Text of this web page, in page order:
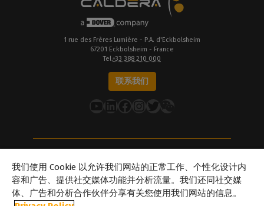
1 rue des Frères Lumière - P.A. d'Eckbolsheim
67201 Eckbolsheim - France
Tel.+33 388 210 000
联系我们
YouTube
LinkedIn
在 Facebook 上Instagram
推特
关于Caldera
我们的地点
关于Dover
我们使用 Cookie 以允许我们网站的正常工作、个性化设计内
容和广告、提供社交媒体功能并分析流量。我们还同社交媒
体、广告和分析合作伙伴分享有关您使用我们网站的信息。